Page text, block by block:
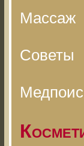
Массаж
Советы